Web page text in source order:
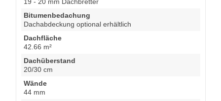
Bitumenbedachung
Dachabdeckung optional erhältlich
Dachfläche
42.66 m²
Dachüberstand
20/30 cm
Wände
44 mm